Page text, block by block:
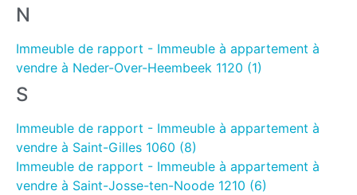
N
Immeuble de rapport - Immeuble à appartement à
vendre à Neder-Over-Heembeek 1120 (1)
S
Immeuble de rapport - Immeuble à appartement à
vendre à Saint-Gilles 1060 (8)
Immeuble de rapport - Immeuble à appartement à
vendre à Saint-Josse-ten-Noode 1210 (6)